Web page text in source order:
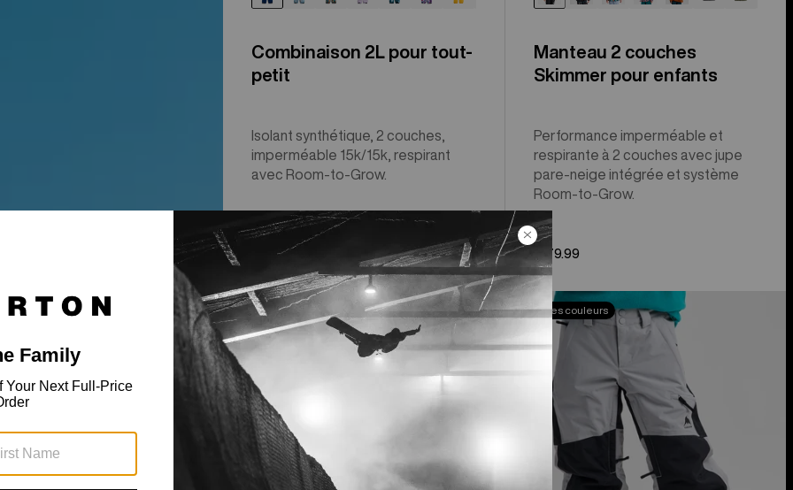
Combinaison 2L pour tout-
petit
Isolant synthétique, 2 couches,
imperméable 15k/15k, respirant
avec Room-to-Grow.
$229.99
Manteau 2 couches
Skimmer pour enfants
Performance imperméable et
respirante à 2 couches avec jupe
pare-neige intégrée et système
Room-to-Grow.
$179.99
Burton
-
Manteau
2 couches
Ascutney
pour
enfant
Nouvelles couleurs
Pantalon
Skylar
de
Nouvelles couleurs